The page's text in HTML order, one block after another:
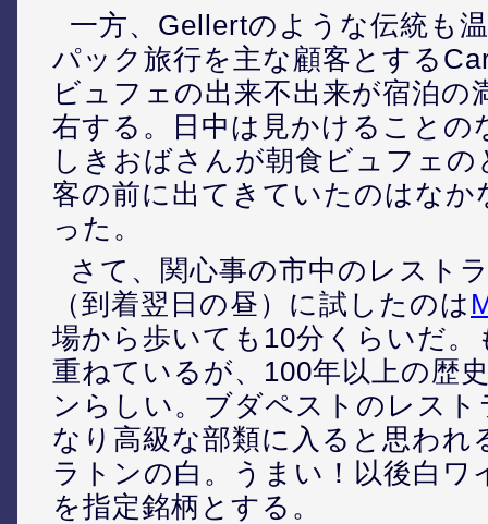
一方、Gellertのような伝統も
パック旅行を主な顧客とする
ビュフェの出来不出来が宿泊の
右する。日中は見かけることの
しきおばさんが朝食ビュフェ
客の前に出てきていたのはなか
った。
さて、関心事の市中のレスト
（到着翌日の昼）に試したのは
場から歩いても10分くらいだ
重ねているが、100年以上の歴
ンらしい。ブダペストのレス
なり高級な部類に入ると思われ
ラトンの白。うまい！以後白ワ
を指定銘柄とする。